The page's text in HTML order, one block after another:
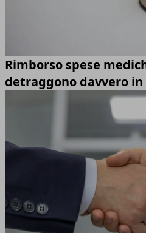
Rimborso spese
detraggono davvero